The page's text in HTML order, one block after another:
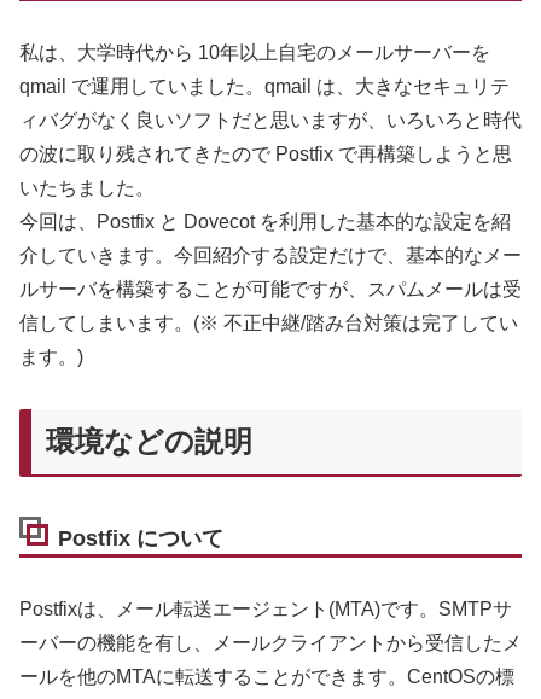
私は、大学時代から 10年以上自宅のメールサーバーを
qmail で運用していました。qmail は、大きなセキュリテ
ィバグがなく良いソフトだと思いますが、いろいろと時代
の波に取り残されてきたので Postfix で再構築しようと思
いたちました。
今回は、Postfix と Dovecot を利用した基本的な設定を紹
介していきます。今回紹介する設定だけで、基本的なメー
ルサーバを構築することが可能ですが、スパムメールは受
信してしまいます。(※ 不正中継/踏み台対策は完了してい
ます。)
環境などの説明
Postfix について
Postfixは、メール転送エージェント(MTA)です。SMTPサ
ーバーの機能を有し、メールクライアントから受信したメ
ールを他のMTAに転送することができます。CentOSの標